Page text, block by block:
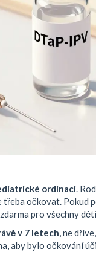
ordinaci.
třeba očkovat. Pokud
pro všechny
v 7 letech, ne
aby bylo očkování